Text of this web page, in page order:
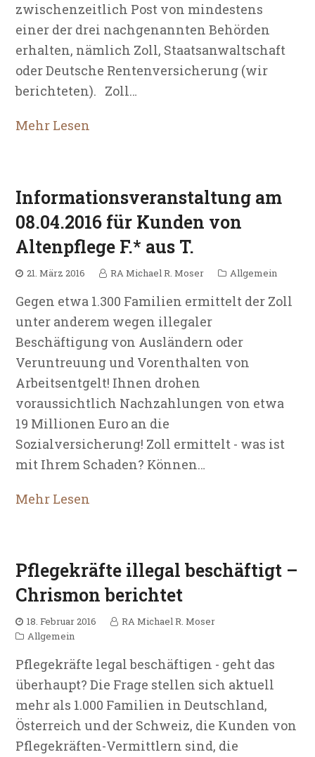
zwischenzeitlich Post von mindestens
einer der drei nachgenannten Behörden
erhalten, nämlich Zoll, Staatsanwaltschaft
oder Deutsche Rentenversicherung (wir
berichteten). Zoll…
Mehr Lesen
Informationsveranstaltung am
08.04.2016 für Kunden von
Altenpflege F.* aus T.
21. März 2016 RA Michael R. Moser Allgemein
Gegen etwa 1.300 Familien ermittelt der Zoll
unter anderem wegen illegaler
Beschäftigung von Ausländern oder
Veruntreuung und Vorenthalten von
Arbeitsentgelt! Ihnen drohen
voraussichtlich Nachzahlungen von etwa
19 Millionen Euro an die
Sozialversicherung! Zoll ermittelt - was ist
mit Ihrem Schaden? Können…
Mehr Lesen
Pflegekräfte illegal beschäftigt –
Chrismon berichtet
18. Februar 2016
RA Michael R. Moser
Allgemein
Pflegekräfte legal beschäftigen - geht das
überhaupt? Die Frage stellen sich aktuell
mehr als 1.000 Familien in Deutschland,
Österreich und der Schweiz, die Kunden von
Pflegekräften-Vermittlern sind, die